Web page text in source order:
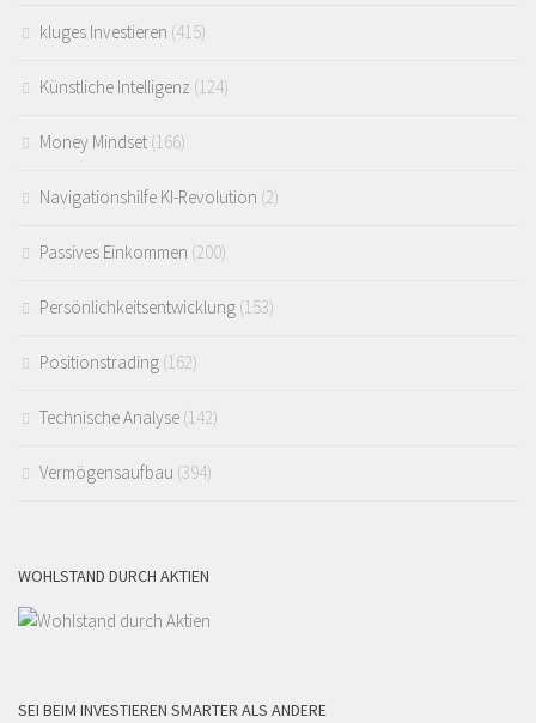
kluges Investieren (415)
Künstliche Intelligenz (124)
Money Mindset (166)
Navigationshilfe KI-Revolution (2)
Passives Einkommen (200)
Persönlichkeitsentwicklung (153)
Positionstrading (162)
Technische Analyse (142)
Vermögensaufbau (394)
WOHLSTAND DURCH AKTIEN
SEI BEIM INVESTIEREN SMARTER ALS ANDERE